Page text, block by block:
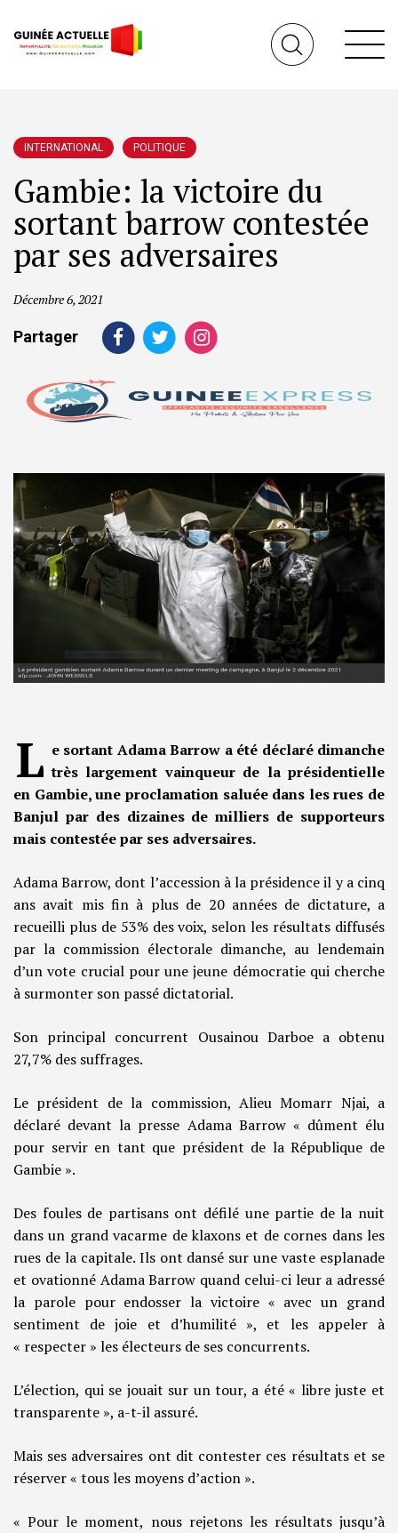
INTERNATIONAL POLITIQUE
Gambie: la victoire du
sortant barrow contestée
par ses adversaires
Décembre 6, 2021
Partager
L e sortant Adama Barrow a été déclaré dimanche
très largement vainqueur de la présidentielle
en Gambie, une proclamation saluée dans les rues de
Banjul par des dizaines de milliers de supporteurs
mais contestée par ses adversaires.
Adama Barrow, dont l’accession à la présidence il y a cinq
ans avait mis fin à plus de 20 années de dictature, a
recueilli plus de 53% des voix, selon les résultats diffusés
par la commission électorale dimanche, au lendemain
d’un vote crucial pour une jeune démocratie qui cherche
à surmonter son passé dictatorial.
Son principal concurrent Ousainou Darboe a obtenu
27,7% des suffrages.
Le président de la commission, Alieu Momarr Njai, a
déclaré devant la presse Adama Barrow « dûment élu
pour servir en tant que président de la République de
Gambie ».
Des foules de partisans ont défilé une partie de la nuit
dans un grand vacarme de klaxons et de cornes dans les
rues de la capitale. Ils ont dansé sur une vaste esplanade
et ovationné Adama Barrow quand celui-ci leur a adressé
la parole pour endosser la victoire « avec un grand
sentiment de joie et d’humilité », et les appeler à
« respecter » les électeurs de ses concurrents.
L’élection, qui se jouait sur un tour, a été « libre juste et
transparente », a-t-il assuré.
Mais ses adversaires ont dit contester ces résultats et se
réserver « tous les moyens d’action ».
« Pour le moment, nous rejetons les résultats jusqu’à